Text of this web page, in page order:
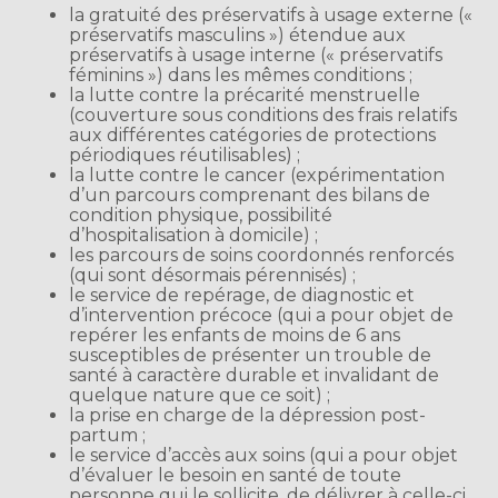
la gratuité des préservatifs à usage externe («
préservatifs masculins ») étendue aux
préservatifs à usage interne (« préservatifs
féminins ») dans les mêmes conditions ;
la lutte contre la précarité menstruelle
(couverture sous conditions des frais relatifs
aux différentes catégories de protections
périodiques réutilisables) ;
la lutte contre le cancer (expérimentation
d’un parcours comprenant des bilans de
condition physique, possibilité
d’hospitalisation à domicile) ;
les parcours de soins coordonnés renforcés
(qui sont désormais pérennisés) ;
le service de repérage, de diagnostic et
d’intervention précoce (qui a pour objet de
repérer les enfants de moins de 6 ans
susceptibles de présenter un trouble de
santé à caractère durable et invalidant de
quelque nature que ce soit) ;
la prise en charge de la dépression post-
partum ;
le service d’accès aux soins (qui a pour objet
d’évaluer le besoin en santé de toute